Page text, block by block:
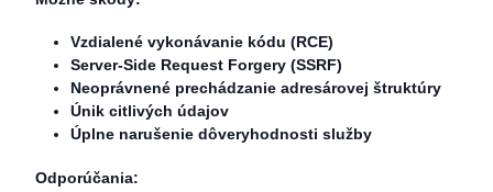
Vzdialené vykonávanie kódu (RCE)
Server-Side Request Forgery (SSRF)
Neoprávnené prechádzanie adresárovej štruktúry
Únik citlivých údajov
Úplne narušenie dôveryhodnosti služby
Odporúčania: